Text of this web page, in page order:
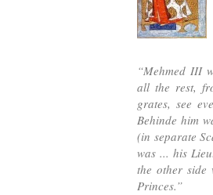
“Mehmed III
all the rest,
grates, see
Behinde him
(in separate
was ... his
the other side
Princes.”